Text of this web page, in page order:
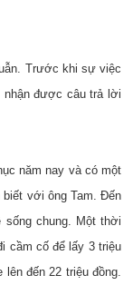
Trước khi sự việc
nhận được câu trả lời
năm nay và có một
biết với ông Tam. Đến
chung. Một thời
cầm cố để lấy 3 triệu
đến 22 triệu đồng.